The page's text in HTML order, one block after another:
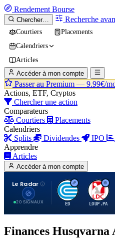
Rendement Bourse
Chercher… Recherche
Courtiers
Placements
Calendriers
Articles
Accéder à mon compte
Passer au Premium — 9.99€/
Actions, ETF, Cryptos
Chercher une action
Comparateurs
Courtiers
Placements
Calendriers
Splits
Dividendes IPO
Apprendre
Articles
Accéder à mon compte
Le Radar
20 SIGNAUX
C
ED
L
LOUP.PA
Finances Husqvarna